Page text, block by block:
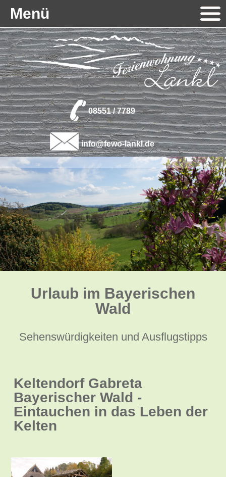
Menü
08551 / 7789
info@fewo-lankl.de
Urlaub im Bayerischen
Wald
Sehenswürdigkeiten und Ausflugstipps
Keltendorf Gabreta
Bayerischer Wald -
Eintauchen in das Leben der
Kelten